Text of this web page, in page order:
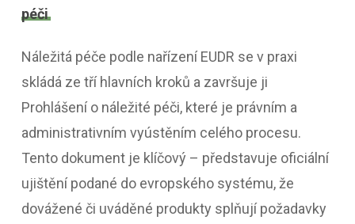
péči
Náležitá péče podle nařízení EUDR se v praxi
skládá ze tří hlavních kroků a završuje ji
Prohlášení o náležité péči, které je právním a
administrativním vyústěním celého procesu.
Tento dokument je klíčový – představuje oficiální
ujištění podané do evropského systému, že
dovážené či uváděné produkty splňují požadavky